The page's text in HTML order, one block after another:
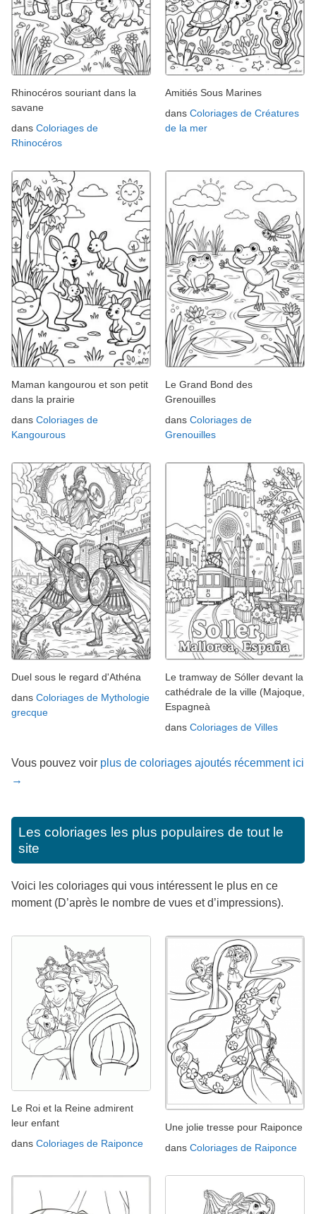
Rhinocéros souriant dans la
savane
dans Coloriages de
Rhinocéros
Amitiés Sous Marines
dans Coloriages de Créatures
de la mer
Maman kangourou et son petit
dans la prairie
dans Coloriages de
Kangourous
Le Grand Bond des
Grenouilles
dans Coloriages de
Grenouilles
Duel sous le regard d'Athéna
dans Coloriages de Mythologie
grecque
Le tramway de Sóller devant la
cathédrale de la ville (Majoque,
Espagneà
dans Coloriages de Villes
Vous pouvez voir plus de coloriages ajoutés récemment ici
→
Les coloriages les plus populaires de tout le
site
Voici les coloriages qui vous intéressent le plus en ce
moment (D’après le nombre de vues et d’impressions).
Le Roi et la Reine admirent
leur enfant
dans Coloriages de Raiponce
Une jolie tresse pour Raiponce
dans Coloriages de Raiponce